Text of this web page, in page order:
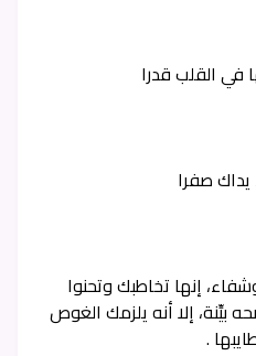
قدرا
صفرا
إنها تخاطبك وتحنوا
بيِّنة، إلا أنه يلزمك الغوص
.